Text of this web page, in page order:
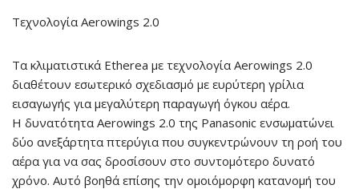
Τεχνολογία Aerowings 2.0
Τα κλιματιστικά Etherea με τεχνολογία Aerowings 2.0
διαθέτουν εσωτερικό σχεδιασμό με ευρύτερη γρίλια
εισαγωγής για μεγαλύτερη παραγωγή όγκου αέρα.
Η δυνατότητα Aerowings 2.0 της Panasonic ενσωματώνει
δύο ανεξάρτητα πτερύγια που συγκεντρώνουν τη ροή του
αέρα για να σας δροσίσουν στο συντομότερο δυνατό
χρόνο. Αυτό βοηθά επίσης την ομοιόμορφη κατανομή του